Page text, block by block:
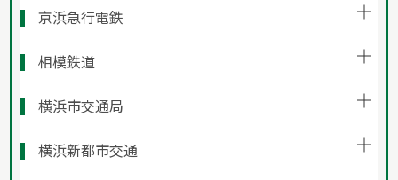
京浜急行電鉄
相模鉄道
横浜市交通局
横浜新都市交通